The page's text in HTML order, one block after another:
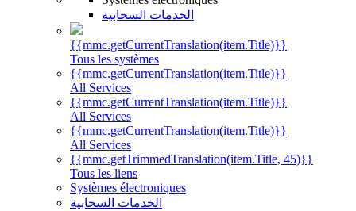
الخدمات السحابية
{{mmc.getCurrentTranslation(item.Title)}}
Tous les systèmes
{{mmc.getCurrentTranslation(item.Title)}}
All Services
{{mmc.getCurrentTranslation(item.Title)}}
All Services
{{mmc.getCurrentTranslation(item.Title)}}
All Services
{{mmc.getTrimmedTranslation(item.Title, 45)}}
Tous les liens
Systèmes électroniques
الخدمات السحابية